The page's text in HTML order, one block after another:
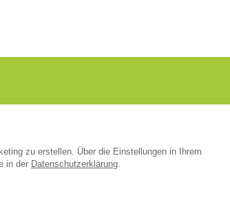
zu erstellen. Über die Einstellungen in Ihrem
in der Datenschutzerklärung.